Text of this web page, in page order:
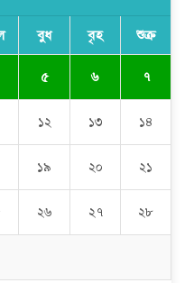
বুধ বৃহ শুক্র
৫ ৬ ৭
১২ ১৩ ১৪
১৯ ২০ ২১
২৬ ২৭ ২৮